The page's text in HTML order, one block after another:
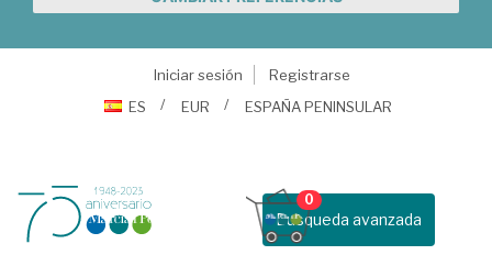
Iniciar sesión
Registrarse
ES
EUR ESPAÑA PENINSULAR
Busqueda avanzada
0